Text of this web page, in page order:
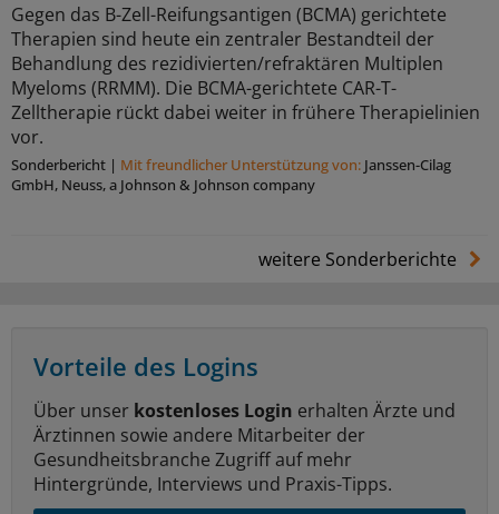
Gegen das B-Zell-Reifungsantigen (BCMA) gerichtete
Therapien sind heute ein zentraler Bestandteil der
Behandlung des rezidivierten/refraktären Multiplen
Myeloms (RRMM). Die BCMA-gerichtete CAR-T-
Zelltherapie rückt dabei weiter in frühere Therapielinien
vor.
Sonderbericht | Mit freundlicher Unterstützung von: Janssen-Cilag
GmbH, Neuss, a Johnson & Johnson company
weitere Sonderberichte
Vorteile des Logins
Über unser kostenloses Login erhalten Ärzte und
Ärztinnen sowie andere Mitarbeiter der
Gesundheitsbranche Zugriff auf mehr
Hintergründe, Interviews und Praxis-Tipps.